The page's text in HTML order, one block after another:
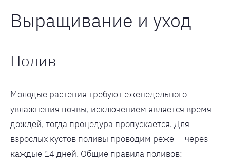
Выращивание и уход
Полив
Молодые растения требуют еженедельного
увлажнения почвы, исключением является время
дождей, тогда процедура пропускается. Для
взрослых кустов поливы проводим реже — через
каждые 14 дней. Общие правила поливов: